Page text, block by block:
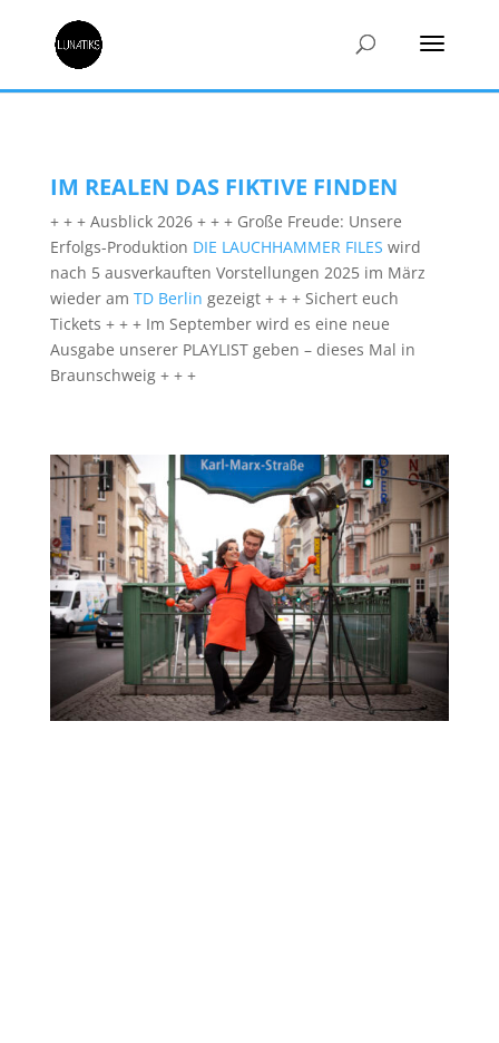
IM REALEN DAS FIKTIVE FINDEN
+ + + Ausblick 2026 + + + Große Freude: Unsere
Erfolgs-Produktion DIE LAUCHHAMMER FILES wird
nach 5 ausverkauften Vorstellungen 2025 im März
wieder am TD Berlin gezeigt + + + Sichert euch
Tickets + + + Im September wird es eine neue
Ausgabe unserer PLAYLIST geben – dieses Mal in
Braunschweig + + +